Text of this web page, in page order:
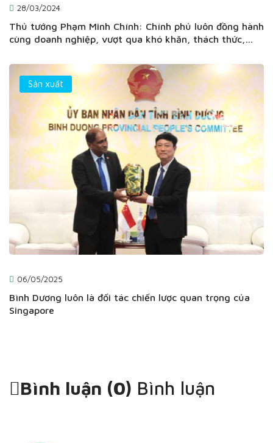
28/03/2024
Thủ tướng Phạm Minh Chính: Chính phủ luôn đồng hành
cùng doanh nghiệp, vượt qua khó khăn, thách thức,
Sản xuất
06/05/2025
Bình Dương luôn là đối tác chiến lược quan trọng của
Singapore
Bình luận (0) Bình luận